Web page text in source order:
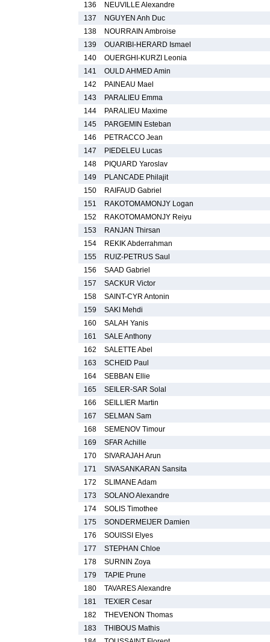
136
NEUVILLE Alexandre
137
NGUYEN Anh Duc
138
NOURRAIN Ambroise
139
OUARIBI-HERARD Ismael
140
OUERGHI-KURZI Leonia
141
OULD AHMED Amin
142
PAINEAU Mael
143
PARALIEU Emma
144
PARALIEU Maxime
145
PARGEMIN Esteban
146
PETRACCO Jean
147
PIEDELEU Lucas
148
PIQUARD Yaroslav
149
PLANCADE Philajit
150
RAIFAUD Gabriel
151
RAKOTOMAMONJY Logan
152
RAKOTOMAMONJY Reiyu
153
RANJAN Thirsan
154
REKIK Abderrahman
155
RUIZ-PETRUS Saul
156
SAAD Gabriel
157
SACKUR Victor
158
SAINT-CYR Antonin
159
SAKI Mehdi
160
SALAH Yanis
161
SALE Anthony
162
SALETTE Abel
163
SCHEID Paul
164
SEBBAN Ellie
165
SEILER-SAR Solal
166
SEILLIER Martin
167
SELMAN Sam
168
SEMENOV Timour
169
SFAR Achille
170
SIVARAJAH Arun
171
SIVASANKARAN Sansita
172
SLIMANE Adam
173
SOLANO Alexandre
174
SOLIS Timothee
175
SONDERMEIJER Damien
176
SOUISSI Elyes
177
STEPHAN Chloe
178
SURNIN Zoya
179
TAPIE Prune
180
TAVARES Alexandre
181
TEXIER Cesar
182
THEVENON Thomas
183
THIBOUS Mathis